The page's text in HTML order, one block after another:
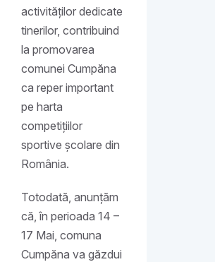
activităților dedicate
tinerilor, contribuind
la promovarea
comunei Cumpăna
ca reper important
pe harta
competițiilor
sportive școlare din
România.
Totodată, anunțăm
că, în perioada 14 –
17 Mai, comuna
Cumpăna va găzdui